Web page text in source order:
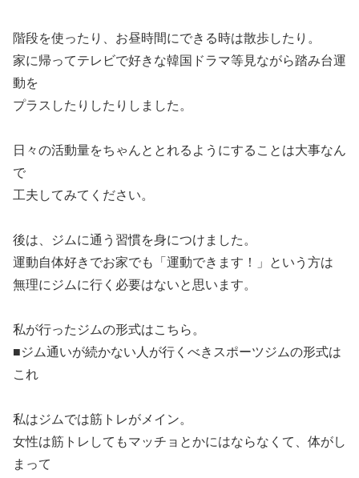
階段を使ったり、お昼時間にできる時は散歩したり。
家に帰ってテレビで好きな韓国ドラマ等見ながら踏み台運
動を
プラスしたりしたりしました。
日々の活動量をちゃんととれるようにすることは大事なん
で
工夫してみてください。
後は、ジムに通う習慣を身につけました。
運動自体好きでお家でも「運動できます！」という方は
無理にジムに行く必要はないと思います。
私が行ったジムの形式はこちら。
■ジム通いが続かない人が行くべきスポーツジムの形式は
これ
私はジムでは筋トレがメイン。
女性は筋トレしてもマッチョとかにはならなくて、体がし
まって